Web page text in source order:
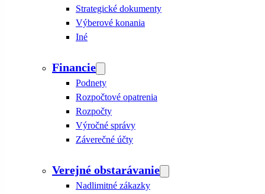
Strategické dokumenty
Výberové konania
Iné
Financie
Podnety
Rozpočtové opatrenia
Rozpočty
Výročné správy
Záverečné účty
Verejné obstarávanie
Nadlimitné zákazky